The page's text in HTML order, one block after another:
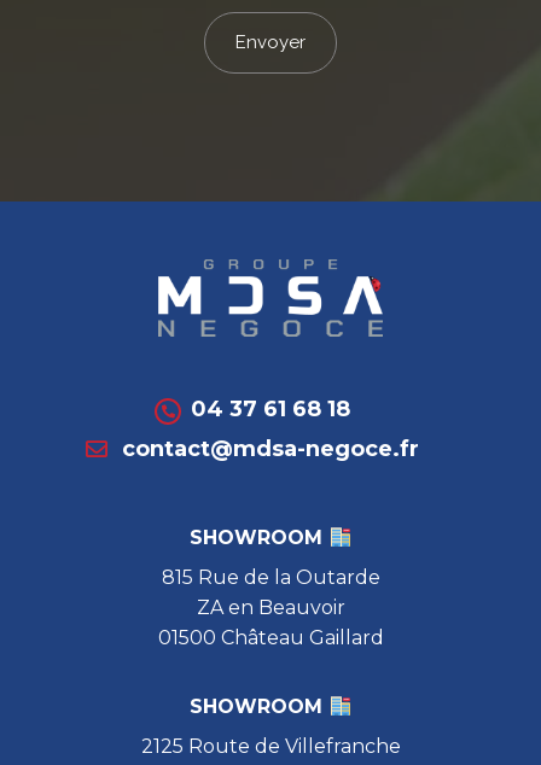
04 37 61 68 18
contact@mdsa-negoce.fr
SHOWROOM
815 Rue de la Outarde
ZA en Beauvoir
01500 Château Gaillard
SHOWROOM
2125 Route de Villefranche